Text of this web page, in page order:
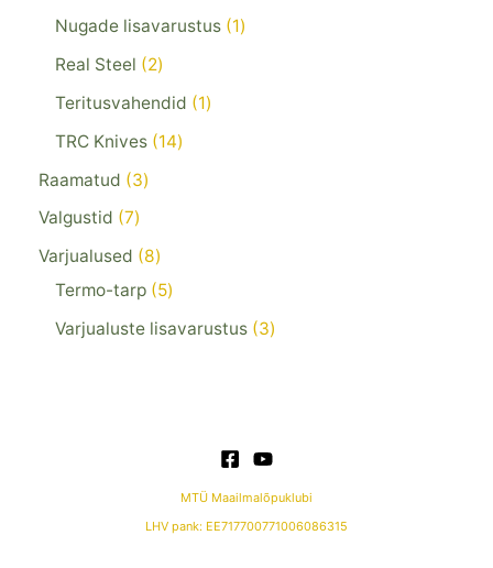
Nugade lisavarustus 1
Real Steel
2
Teritusvahendid
1
TRC Knives 14
Raamatud
3
Valgustid 7
Varjualused
8
Termo-tarp 5
Varjualuste lisavarustus 3
MTÜ Maailmalõpuklubi
LHV pank: EE717700771006086315